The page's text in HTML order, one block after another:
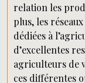
relation les
plus, les
dédiées à
d’excellentes
agriculteurs de
ces différentes